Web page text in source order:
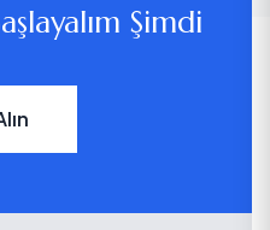
Şimdi